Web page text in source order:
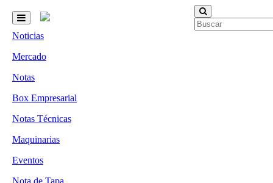
Noticias
Mercado
Notas
Box Empresarial
Notas Técnicas
Maquinarias
Eventos
Nota de Tapa